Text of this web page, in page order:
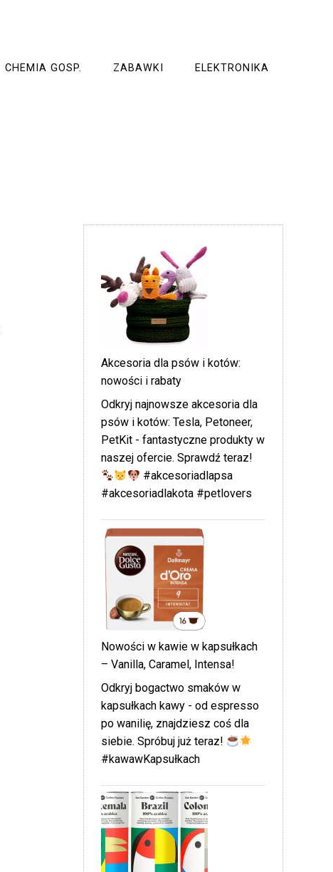
CHEMIA GOSP. ZABAWKI ELEKTRONIKA
Akcesoria dla psów i kotów:
nowości i rabaty
Odkryj najnowsze akcesoria dla
psów i kotów: Tesla, Petoneer,
PetKit - fantastyczne produkty w
naszej ofercie. Sprawdź teraz!
#akcesoriadlapsa
#akcesoriadlakota #petlovers
Nowości w kawie w kapsułkach
– Vanilla, Caramel, Intensa!
Odkryj bogactwo smaków w
kapsułkach kawy - od espresso
po wanilię, znajdziesz coś dla
siebie. Spróbuj już teraz!
#kawawKapsułkach